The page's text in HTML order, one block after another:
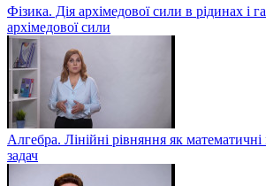
Фізика. Дія архімедової сили в рідинах і
архімедової сили
Алгебра. Лінійні рівняння як
задач